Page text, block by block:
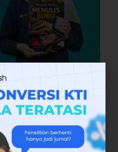
dalam paket
paket
gratis e-ISBN
media